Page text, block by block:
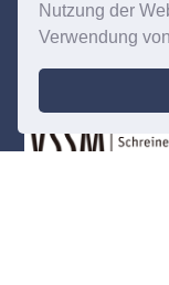
Nutzung der
Verwendung
VSSM